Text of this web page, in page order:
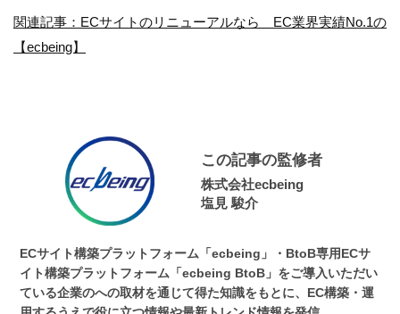
関連記事：ECサイトのリニューアルなら EC業界実績No.1の
【ecbeing】
この記事の監修者
株式会社ecbeing
塩見 駿介
ECサイト構築プラットフォーム「ecbeing」・BtoB専用ECサ
イト構築プラットフォーム「ecbeing BtoB」をご導入いただい
ている企業のへの取材を通じて得た知識をもとに、EC構築・運